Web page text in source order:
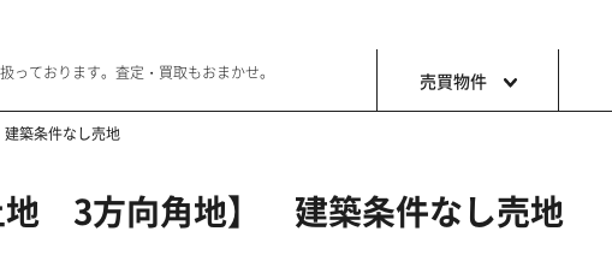
っております。査定・買取もおまかせ。 売買物件
築条件なし売地
3方向角地】 建築条件なし売地